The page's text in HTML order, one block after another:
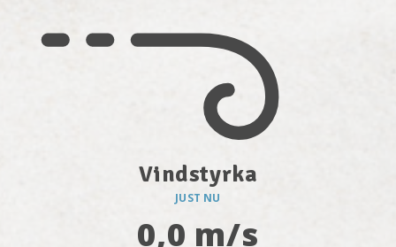
Vindstyrka
JUST NU
0,0 m/s